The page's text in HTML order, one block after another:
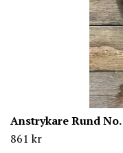
Anstrykare Rund No.
861 kr